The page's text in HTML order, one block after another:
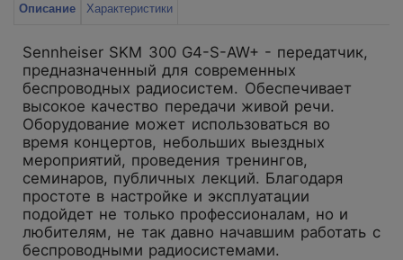
Описание Характеристики
Sennheiser SKM 300 G4-S-AW+ - передатчик,
предназначенный для современных
беспроводных радиосистем. Обеспечивает
высокое качество передачи живой речи.
Оборудование может использоваться во
время концертов, небольших выездных
мероприятий, проведения тренингов,
семинаров, публичных лекций. Благодаря
простоте в настройке и эксплуатации
подойдет не только профессионалам, но и
любителям, не так давно начавшим работать с
беспроводными радиосистемами.